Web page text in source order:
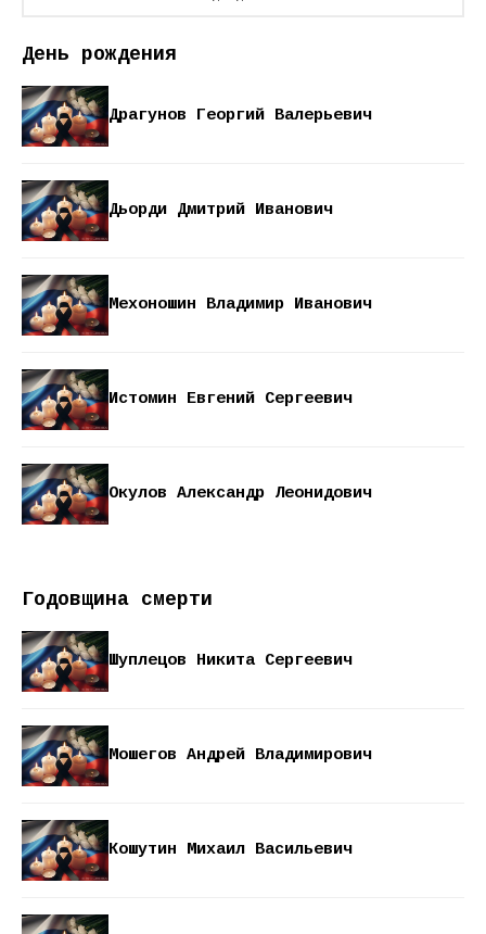
День рождения
Драгунов Георгий Валерьевич
Дьорди Дмитрий Иванович
Мехоношин Владимир Иванович
Истомин Евгений Сергеевич
Окулов Александр Леонидович
Годовщина смерти
Шуплецов Никита Сергеевич
Мошегов Андрей Владимирович
Кошутин Михаил Васильевич